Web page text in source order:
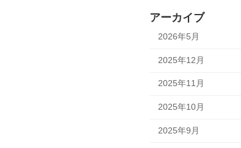
アーカイブ
2026年5月
2025年12月
2025年11月
2025年10月
2025年9月